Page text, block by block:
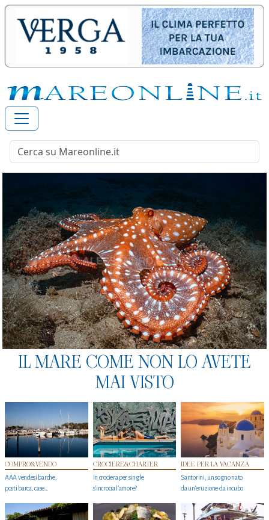
IL MARE COME NON LO AVETE
MAI VISTO
COMPRO&VENDO
AAA vendesi barche,
posti barca, case…
CROCIERE&CHARTER
In crociera per single
s'incrocia l’amore?
IDEE PER LA VACANZA
Santorini, un sogno nato
da un’eruzione da incubo